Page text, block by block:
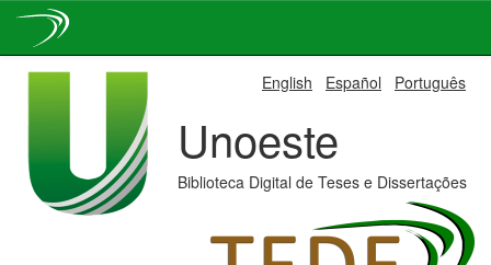
English Español Português
Unoeste
Biblioteca Digital de Teses e Dissertações